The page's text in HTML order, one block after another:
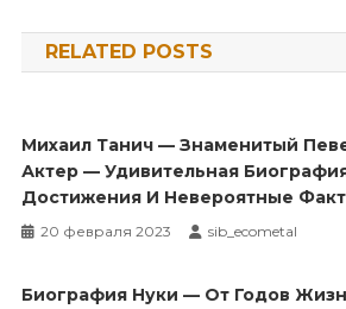
по
записям
RELATED POSTS
Михаил Танич — Знаменитый
Актер — Удивительная
Достижения И Невероятные
20 февраля 2023 sib_ecometal
Биография Нуки — От Годов